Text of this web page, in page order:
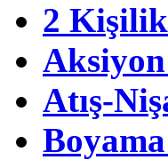
2
Atış-